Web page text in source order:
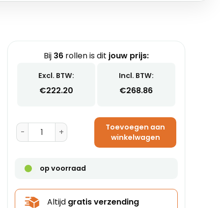
Bij 36 rollen is dit jouw prijs:
Excl. BTW:
€222.20
Incl. BTW:
€268.86
Bedrukte PVC Tape - No Noise - 50 mm x 66 m (2
Toevoegen aan
winkelwagen
op voorraad
Altijd gratis verzending